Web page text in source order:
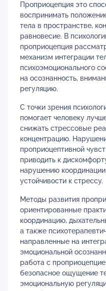
Проприоцепция это
воспринимать
тела в пространстве,
равновесие. В
проприоцепция
механизм интеграции
психоэмоционального
на осознанность,
регуляцию.
С точки зрения
помогает человеку
снижать стрессовые
концентрацию.
проприоцептивной
приводить к
нарушению
устойчивости к стрессу.
Методы развития
ориентированные
координацию,
а также
направленные на
эмоциональной
работа с
безопасное ощущение
эмоциональную